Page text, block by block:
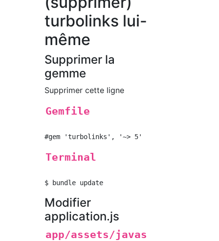
turbolinks lui-
même
Supprimer la
gemme
Supprimer cette ligne
Gemfile
Terminal
Modifier
application.js
app/assets/javas